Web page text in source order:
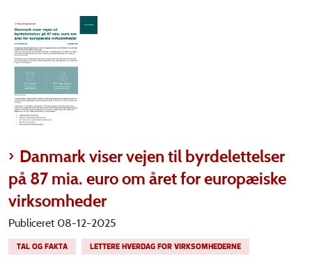
Danmark viser vejen til byrdelettelser
på 87 mia. euro om året for europæiske
virksomheder
Publiceret 08-12-2025
TAL OG FAKTA LETTERE HVERDAG FOR VIRKSOMHEDERNE